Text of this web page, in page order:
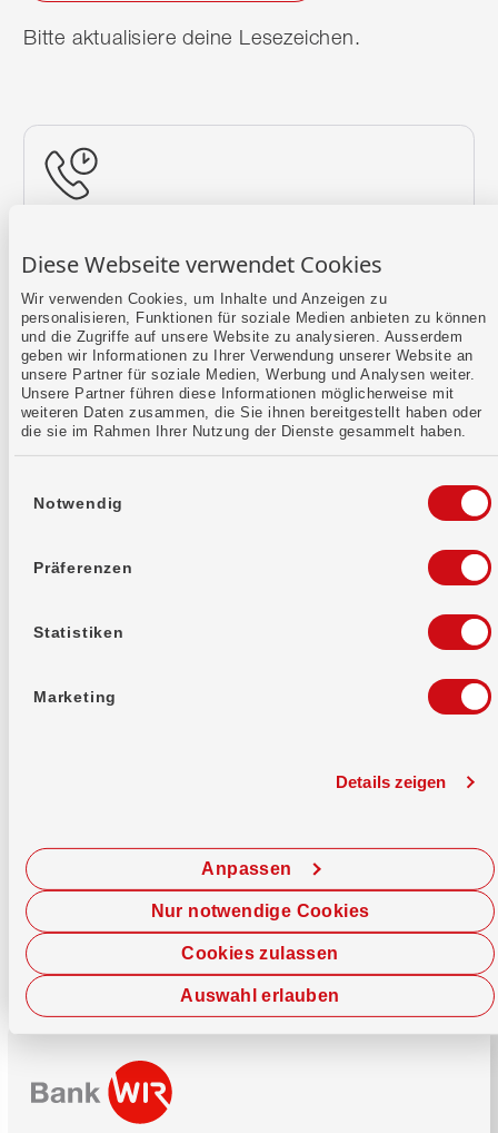
Diese Webseite verwendet Cookies
Wir verwenden Cookies, um Inhalte und Anzeigen zu
personalisieren, Funktionen für soziale Medien anbieten zu können
und die Zugriffe auf unsere Website zu analysieren. Ausserdem
geben wir Informationen zu Ihrer Verwendung unserer Website an
unsere Partner für soziale Medien, Werbung und Analysen weiter.
Unsere Partner führen diese Informationen möglicherweise mit
weiteren Daten zusammen, die Sie ihnen bereitgestellt haben oder
die sie im Rahmen Ihrer Nutzung der Dienste gesammelt haben.
Notwendig
Präferenzen
Statistiken
Marketing
Details zeigen
Cookies zulassen
Anpassen
Auswahl erlauben
Nur notwendige Cookies
Bitte aktualisiere deine Lesezeichen.
Mehr erfahren
Kontaktformular
Jetzt chatten